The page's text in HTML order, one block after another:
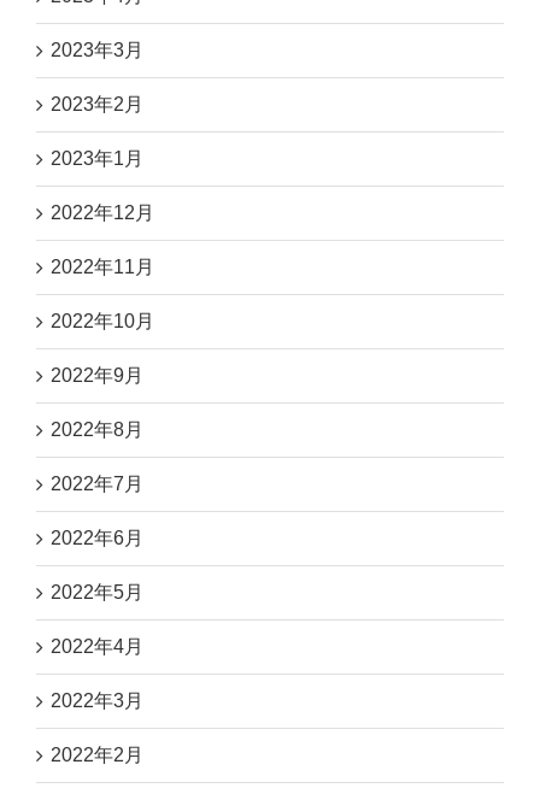
2023年3月
2023年2月
2023年1月
2022年12月
2022年11月
2022年10月
2022年9月
2022年8月
2022年7月
2022年6月
2022年5月
2022年4月
2022年3月
2022年2月